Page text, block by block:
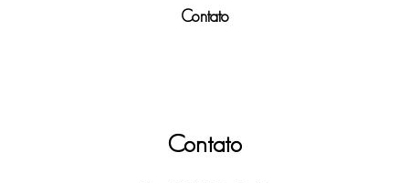
Contato
Contato